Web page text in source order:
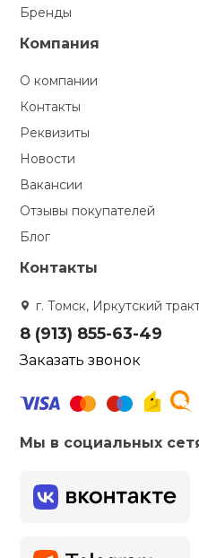
Бренды
Компания
О компании
Контакты
Реквизиты
Новости
Вакансии
Отзывы покупателей
Блог
Контакты
г. Томск, Иркутский
8 (913) 855-63-49
Заказать звонок
Мы в социальных